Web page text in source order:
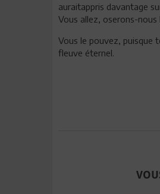
auraitappris davantage
Vous allez, oserons-nous
Vous le pouvez, puisque
fleuve éternel.